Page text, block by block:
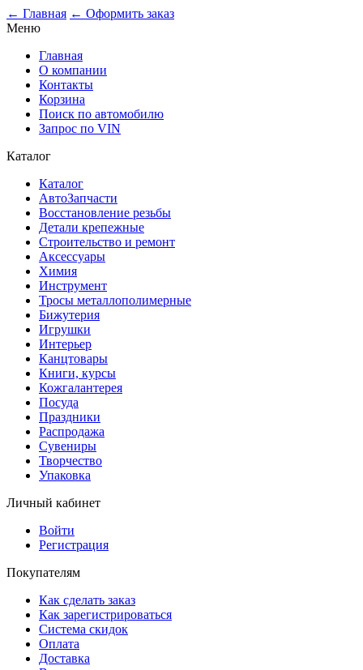
← Главная ← Оформить заказ
Меню
Главная
О компании
Контакты
Корзина
Поиск по автомобилю
Запрос по VIN
Каталог
Каталог
АвтоЗапчасти
Восстановление резьбы
Детали крепежные
Строительство и ремонт
Аксессуары
Химия
Инструмент
Тросы металлополимерные
Бижутерия
Игрушки
Интерьер
Канцтовары
Книги, курсы
Кожгалантерея
Посуда
Праздники
Распродажа
Сувениры
Творчество
Упаковка
Личный кабинет
Войти
Регистрация
Покупателям
Как сделать заказ
Как зарегистрироваться
Система скидок
Оплата
Доставка